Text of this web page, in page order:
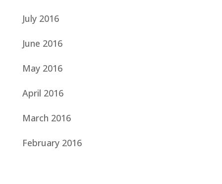
July 2016
June 2016
May 2016
April 2016
March 2016
February 2016